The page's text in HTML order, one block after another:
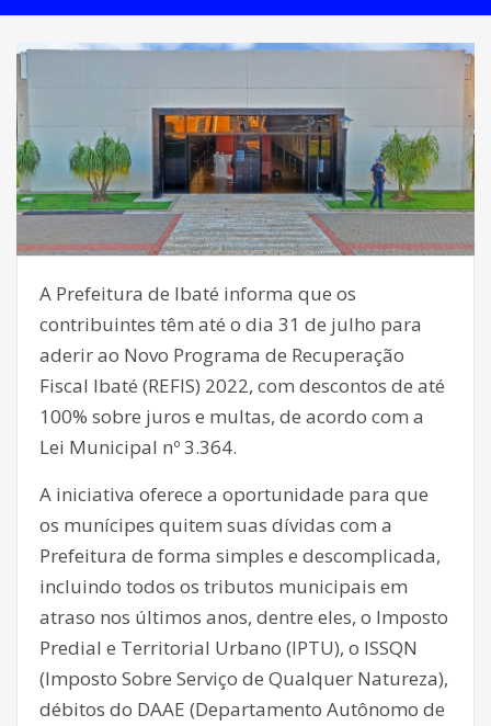
A Prefeitura de Ibaté informa que os
contribuintes têm até o dia 31 de julho para
aderir ao Novo Programa de Recuperação
Fiscal Ibaté (REFIS) 2022, com descontos de até
100% sobre juros e multas, de acordo com a
Lei Municipal nº 3.364.
A iniciativa oferece a oportunidade para que
os munícipes quitem suas dívidas com a
Prefeitura de forma simples e descomplicada,
incluindo todos os tributos municipais em
atraso nos últimos anos, dentre eles, o Imposto
Predial e Territorial Urbano (IPTU), o ISSQN
(Imposto Sobre Serviço de Qualquer Natureza),
débitos do DAAE (Departamento Autônomo de